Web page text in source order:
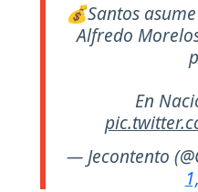
💰Santos
Alfredo
En
— Jecontento